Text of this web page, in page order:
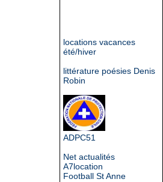
locations vacances
été/hiver
littérature poésies Denis
Robin
ADPC51
Net actualités
A7location
Football St Anne